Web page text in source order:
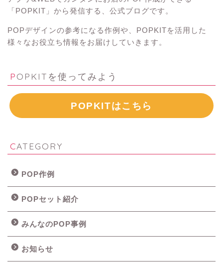
「POPKIT」から発信する、公式ブログです。
POPデザインの参考になる作例や、POPKITを活用した
様々なお役立ち情報をお届けしていきます。
POPKITを使ってみよう
POPKITはこちら
CATEGORY
POP作例
POPセット紹介
みんなのPOP事例
お知らせ